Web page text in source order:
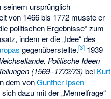
seinem ursprünglich
von 1466 bis 1772 musste er
politischen Ergebnisse“ zum
indem er die „Idee“ des
gegenüberstellte.[3] 1939
Politische Ideen
(1569–1772/73)bei Kurt
dem vonGunther Ipsen
dazu mit der „Memelfrage“